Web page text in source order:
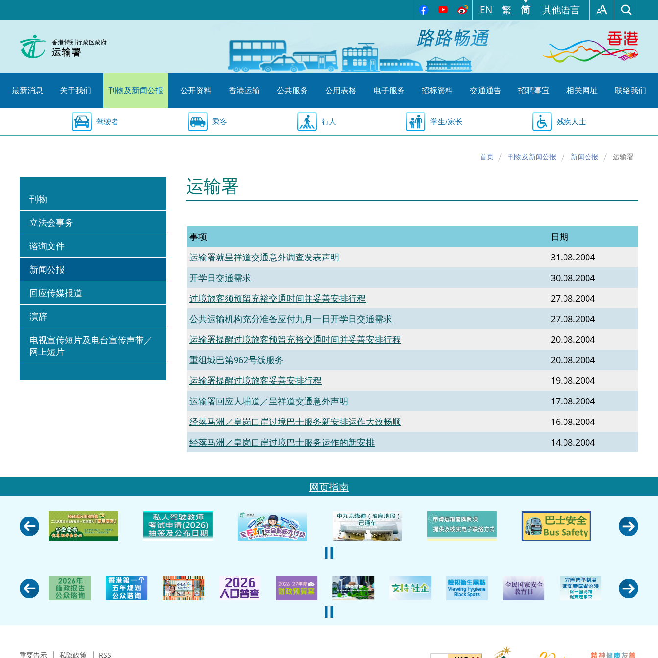
至
始
EN 繁 简 其他语言
最新消息 关于我们 刊物及新闻公报 公开资料 香港运输 公共服务 公用表格 电子服务 招标资料 交通通告 招聘事宜 相关网址 联络我们
驾驶者 乘客 行人 学生/家长 残疾人士
首页 刊物及新闻公报 新闻公报 运输署
刊物
立法会事务
谘询文件
新闻公报
回应传媒报道
演辞
电视宣传短片及电台宣传声带／
网上短片
运输署
事项
日期
运输署就呈祥道交通意外调查发表声明
31.08.2004
开学日交通需求
30.08.2004
过境旅客须预留充裕交通时间并妥善安排行程
27.08.2004
公共运输机构充分准备应付九月一日开学日交通需求
27.08.2004
运输署提醒过境旅客预留充裕交通时间并妥善安排行程
20.08.2004
重组城巴第962号线服务
20.08.2004
运输署提醒过境旅客妥善安排行程
19.08.2004
运输署回应大埔道／呈祥道交通意外声明
17.08.2004
经落马洲／皇岗口岸过境巴士服务新安排运作大致畅顺
16.08.2004
经落马洲／皇岗口岸过境巴士服务运作的新安排
14.08.2004
网页指南
重要告示 私隐政策 RSS